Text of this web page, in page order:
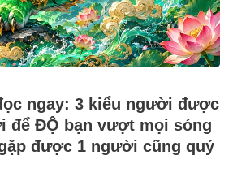
ngay: 3 kiểu người được
để ĐỘ bạn vượt mọi sóng
được 1 người cũng quý